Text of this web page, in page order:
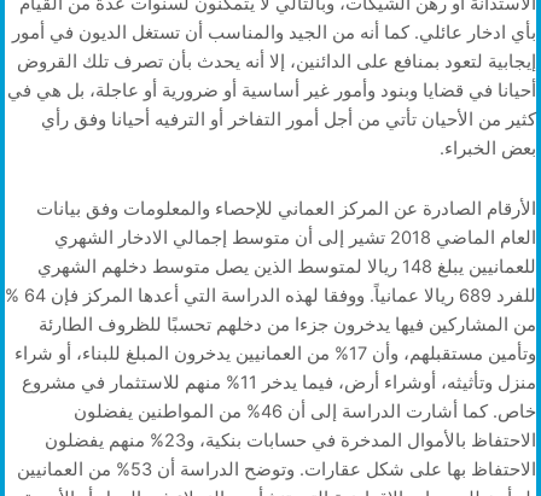
بأي ادخار عائلي. كما أنه من الجيد والمناسب أن تستغل الديون في أمور
إيجابية لتعود بمنافع على الدائنين، إلا أنه يحدث بأن تصرف تلك القروض
أحيانا في قضايا وبنود وأمور غير أساسية أو ضرورية أو عاجلة، بل هي في
كثير من الأحيان تأتي من أجل أمور التفاخر أو الترفيه أحيانا وفق رأي
بعض الخبراء.
الأرقام الصادرة عن المركز العماني للإحصاء والمعلومات وفق بيانات
العام الماضي 2018 تشير إلى أن متوسط إجمالي الادخار الشهري
للعمانيين يبلغ 148 ريالا لمتوسط الذين يصل متوسط دخلهم الشهري
للفرد 689 ريالا عمانياً. ووفقا لهذه الدراسة التي أعدها المركز فإن 64 %
من المشاركين فيها يدخرون جزءا من دخلهم تحسبًا للظروف الطارئة
وتأمين مستقبلهم، وأن 17% من العمانيين يدخرون المبلغ للبناء، أو شراء
منزل وتأثيثه، أوشراء أرض، فيما يدخر 11% منهم للاستثمار في مشروع
خاص. كما أشارت الدراسة إلى أن 46% من المواطنين يفضلون
الاحتفاظ بالأموال المدخرة في حسابات بنكية، و23% منهم يفضلون
الاحتفاظ بها على شكل عقارات. وتوضح الدراسة أن 53% من العمانيين